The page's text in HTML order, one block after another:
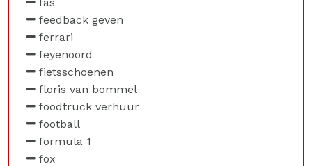
feedback geven
ferrari
feyenoord
fietsschoenen
floris van bommel
foodtruck verhuur
football
formula 1
fox